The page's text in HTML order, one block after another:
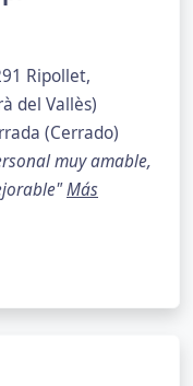
Ripollet,
del Vallès)
(Cerrado)
muy amable,
Más